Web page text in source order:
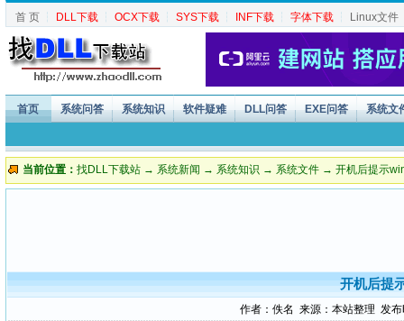
首 页 ┆ DLL下载 ┆ OCX下载 ┆ SYS下载 ┆ INF下载 ┆ 字体下载 ┆ Linux文件
首页 系统问答 系统知识 软件疑难 DLL问答 EXE问答 系统文
当前位置： 找DLL下载站 → 系统新闻 → 系统知识 → 系统文件 → 开机后提示
开机后提
作者：佚名 来源：本站整理 发